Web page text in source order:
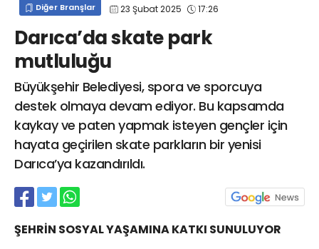
Diğer Branşlar 23 Şubat 2025 17:26
Darıca’da skate park
mutluluğu
Büyükşehir Belediyesi, spora ve sporcuya
destek olmaya devam ediyor. Bu kapsamda
kaykay ve paten yapmak isteyen gençler için
hayata geçirilen skate parkların bir yenisi
Darıca’ya kazandırıldı.
ŞEHRİN SOSYAL YAŞAMINA KATKI SUNULUYOR
info@spor41.com